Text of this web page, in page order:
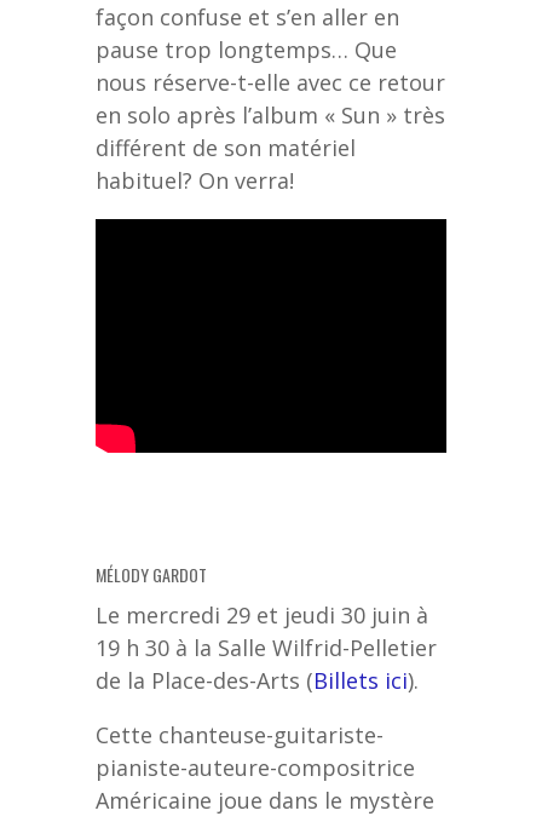
façon confuse et s’en aller en
pause trop longtemps… Que
nous réserve-t-elle avec ce retour
en solo après l’album « Sun » très
différent de son matériel
habituel? On verra!
MÉLODY GARDOT
Le mercredi 29 et jeudi 30 juin à
19 h 30 à la Salle Wilfrid-Pelletier
de la Place-des-Arts (Billets ici).
Cette chanteuse-guitariste-
pianiste-auteure-compositrice
Américaine joue dans le mystère